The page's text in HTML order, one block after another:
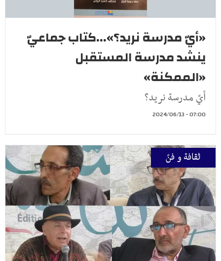
«أيّ مدرسة نريد؟»...كتاب جماعيّ
ينشد مدرسة المستقبل
«الممكنة»
أيّ مدرسة نريد؟
07:00 - 2024/06/13
ثقافة و فنّ